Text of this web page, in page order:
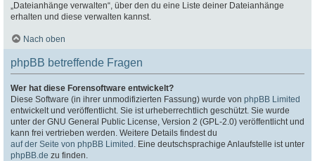
„Dateianhänge verwalten“, über den du eine Liste deiner Dateianhänge
erhalten und diese verwalten kannst.
Nach oben
phpBB betreffende Fragen
Wer hat diese Forensoftware entwickelt?
Diese Software (in ihrer unmodifizierten Fassung) wurde von phpBB Limited
entwickelt und veröffentlicht. Sie ist urheberrechtlich geschützt. Sie wurde
unter der GNU General Public License, Version 2 (GPL-2.0) veröffentlicht und
kann frei vertrieben werden. Weitere Details findest du
auf der Seite von phpBB Limited . Eine deutschsprachige Anlaufstelle ist unter
phpBB.de zu finden.